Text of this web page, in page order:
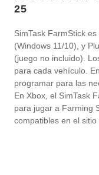
25
SimTask FarmStick
(Windows 11/10), y
(juego no incluido).
para cada vehículo.
programar para las
En Xbox, el SimTask
para jugar a Farming
compatibles en el